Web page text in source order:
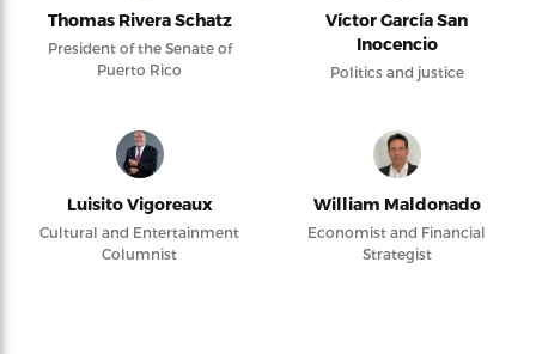
Thomas Rivera Schatz
President of the Senate of
Puerto Rico
Víctor García San
Inocencio
Politics and justice
Luisito Vigoreaux
Cultural and Entertainment
Columnist
William Maldonado
Economist and Financial
Strategist